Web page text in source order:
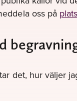
oss på
det, hur väljer